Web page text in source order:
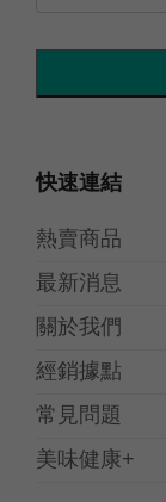
快速連結
熱賣商品
最新消息
關於我們
經銷據點
常見問題
美味健康+